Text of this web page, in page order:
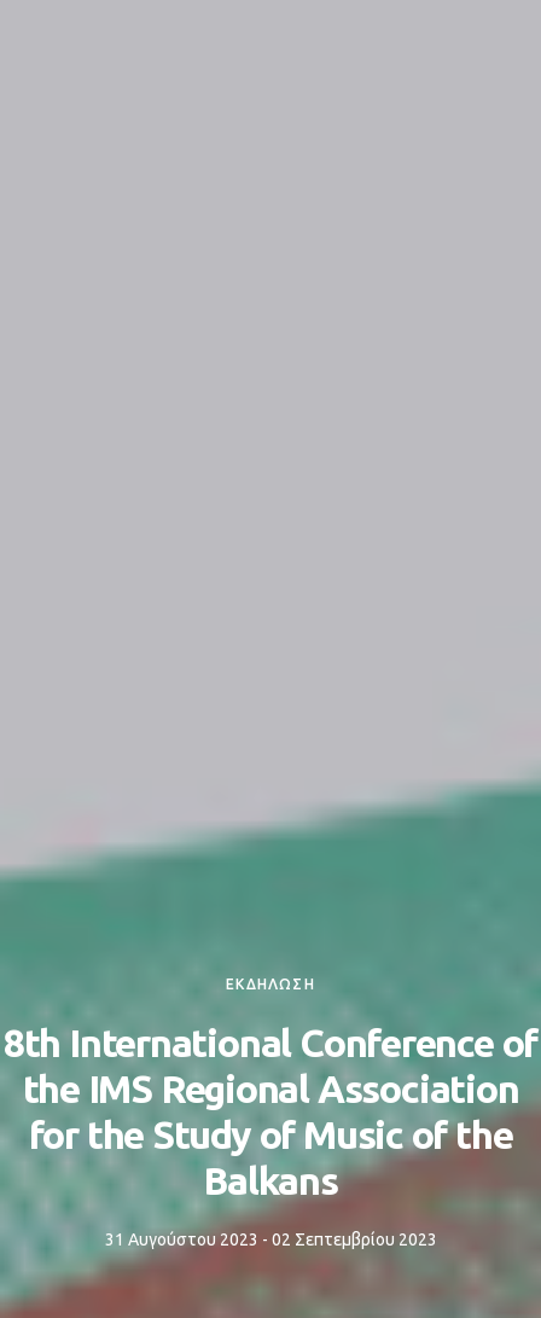
ΕΚΔΗΛΩΣΗ
8th International Conference of
the IMS Regional Association
for the Study of Music of the
Balkans
31 Αυγούστου 2023 - 02 Σεπτεμβρίου 2023